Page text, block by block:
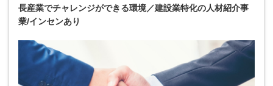
長産業でチャレンジができる環境／建設業特化の人材紹介事
業/インセンあり